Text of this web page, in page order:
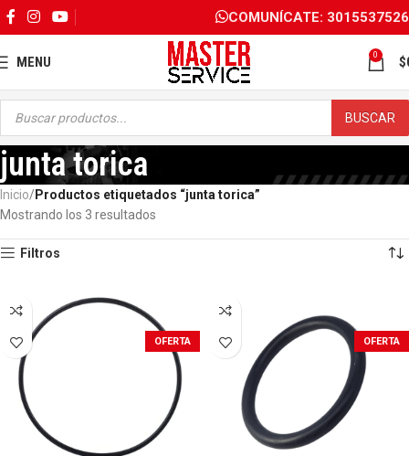
COMUNÍCATE: 3015537526
MENU 0 $
BUSCAR
junta torica
Inicio
Productos etiquetados “junta torica”
Mostrando los 3 resultados
Filtros
OFERTA OFERTA